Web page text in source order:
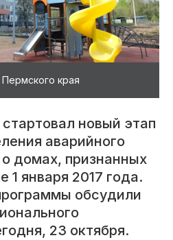
края
новый этап
аварийного
домах, признанных
1 января 2017 года.
обсудили
23 октября.